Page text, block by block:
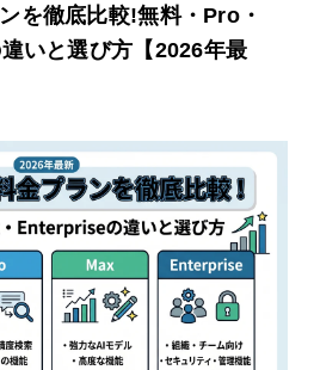
を徹底比較!無料・Pro・
いと選び方【2026年最